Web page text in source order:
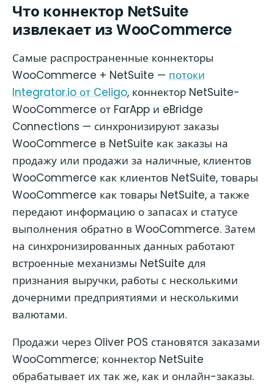
Что коннектор NetSuite
извлекает из WooCommerce
Самые распространенные коннекторы
WooCommerce + NetSuite — потоки
Integrator.io от Celigo, коннектор NetSuite-
WooCommerce от FarApp и eBridge
Connections — синхронизируют заказы
WooCommerce в NetSuite как заказы на
продажу или продажи за наличные, клиентов
WooCommerce как клиентов NetSuite, товары
WooCommerce как товары NetSuite, а также
передают информацию о запасах и статусе
выполнения обратно в WooCommerce. Затем
на синхронизированных данных работают
встроенные механизмы NetSuite для
признания выручки, работы с несколькими
дочерними предприятиями и несколькими
валютами.
Продажи через Oliver POS становятся заказами
WooCommerce; коннектор NetSuite
обрабатывает их так же, как и онлайн-заказы.